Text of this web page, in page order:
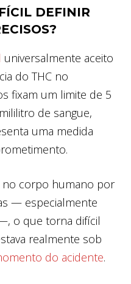
DEFINIR
universalmente aceito
do THC no
fixam um limite de 5
de sangue,
uma medida
no corpo humano por
— especialmente
o que torna difícil
realmente sob
do acidente.